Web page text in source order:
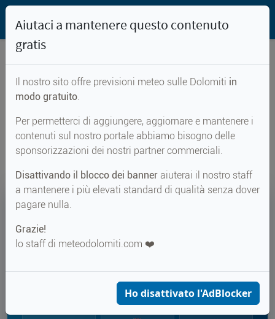
Previsioni meteo per...
Fadnerjöchl
↑ 16° ↓ 8°
Fadnerjöchl
Aiutaci a mantenere questo contenuto
gratis
Il nostro sito offre previsioni meteo sulle Dolomiti in
modo gratuito.
Per permetterci di aggiungere, aggiornare e mantenere i
contenuti sul nostro portale abbiamo bisogno delle
sponsorizzazioni dei nostri partner commerciali.
Disattivando il blocco dei banner aiuterai il nostro staff
a mantenere i più elevati standard di qualità senza dover
pagare nulla.
Grazie!
lo staff di meteodolomiti.com ❤️
Ho disattivato l'AdBlocker